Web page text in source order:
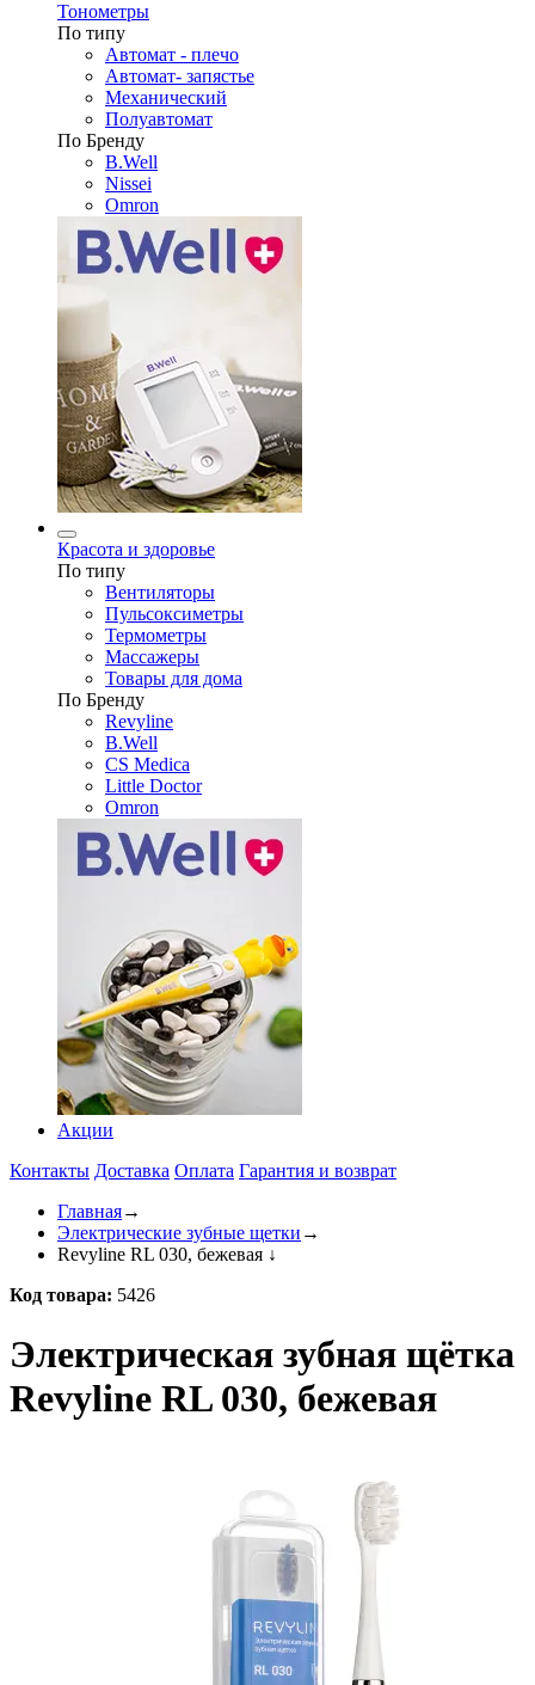
Тонометры
По типу
Автомат - плечо
Автомат- запястье
Механический
Полуавтомат
По Бренду
B.Well
Nissei
Omron
Красота и здоровье
По типу
Вентиляторы
Пульсоксиметры
Термометры
Массажеры
Товары для дома
По Бренду
Revyline
B.Well
CS Medica
Little Doctor
Omron
Акции
Контакты Доставка Оплата Гарантия и возврат
Главная→
Электрические зубные щетки →
Revyline RL 030, бежевая ↓
Код товара: 5426
Электрическая зубная щётка
Revyline RL 030, бежевая